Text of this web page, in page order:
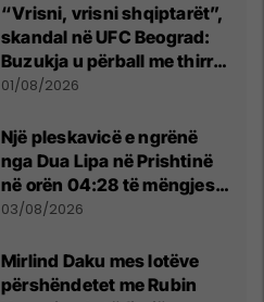
“Vrisni, vrisni shqiptarët”,
skandal në UFC Beograd:
Buzukja u përball me thirrje
anti-shqiptare nga
01/08/2026
Një pleskavicë e ngrënë
nga Dua Lipa në Prishtinë
në orën 04:28 të mëngjesit
- dhe bota digjitale serbe
03/08/2026
Mirlind Daku mes lotëve
përshëndetet me Rubin